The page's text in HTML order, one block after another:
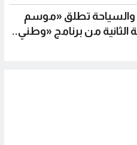
والسياحة تطلق «موسم
من برنامج «وطني..